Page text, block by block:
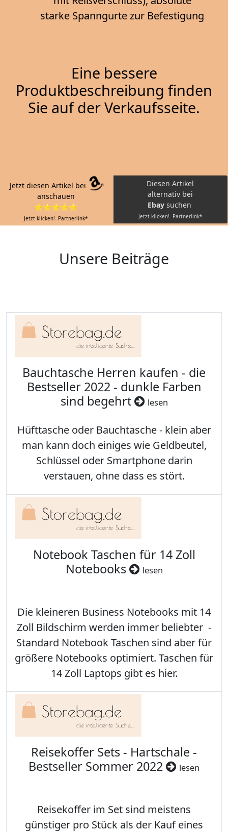
starke Spanngurte zur Befestigung
Eine bessere
Produktbeschreibung finden
Sie auf der Verkaufsseite.
Jetzt diesen Artikel bei
anschauen
⭐⭐⭐⭐⭐
Jetzt klicken!- Partnerlink*
Diesen Artikel
alternativ bei
Ebay suchen
Jetzt klicken!- Partnerlink*
Unsere Beiträge
Bauchtasche Herren kaufen - die
Bestseller 2022 - dunkle Farben
sind begehrt
lesen
Hüfttasche oder Bauchtasche - klein aber
man kann doch einiges wie Geldbeutel,
Schlüssel oder Smartphone darin
verstauen, ohne dass es stört.
Notebook Taschen für 14 Zoll
Notebooks
lesen
Die kleineren Business Notebooks mit 14
Zoll Bildschirm werden immer beliebter -
Standard Notebook Taschen sind aber für
größere Notebooks optimiert. Taschen für
14 Zoll Laptops gibt es hier.
Reisekoffer Sets - Hartschale -
Bestseller Sommer 2022
lesen
Reisekoffer im Set sind meistens
günstiger pro Stück als der Kauf eines